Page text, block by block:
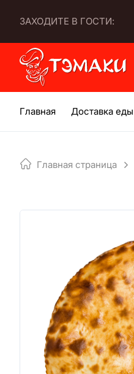
content
ЗАХОДИТЕ В ГОСТИ:
Главная Доставка еды
Главная страница